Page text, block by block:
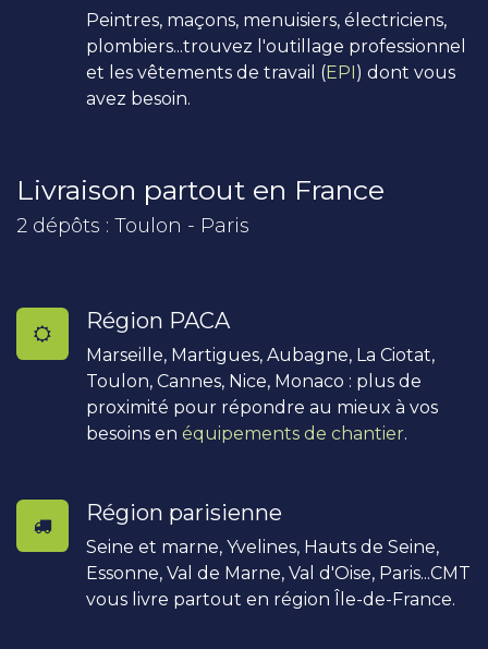
Peintres, maçons, menuisiers, électriciens,
plombiers...trouvez l'outillage professionnel
et les vêtements de travail (EPI) dont vous
avez besoin.
Livraison partout en France
2 dépôts : Toulon - Paris
Région PACA
Marseille, Martigues, Aubagne, La Ciotat,
Toulon, Cannes, Nice, Monaco : plus de
proximité pour répondre au mieux à vos
besoins en équipements de chantier.
Région parisienne
Seine et marne, Yvelines, Hauts de Seine,
Essonne, Val de Marne, Val d'Oise, Paris...CMT
vous livre partout en région Île-de-France.